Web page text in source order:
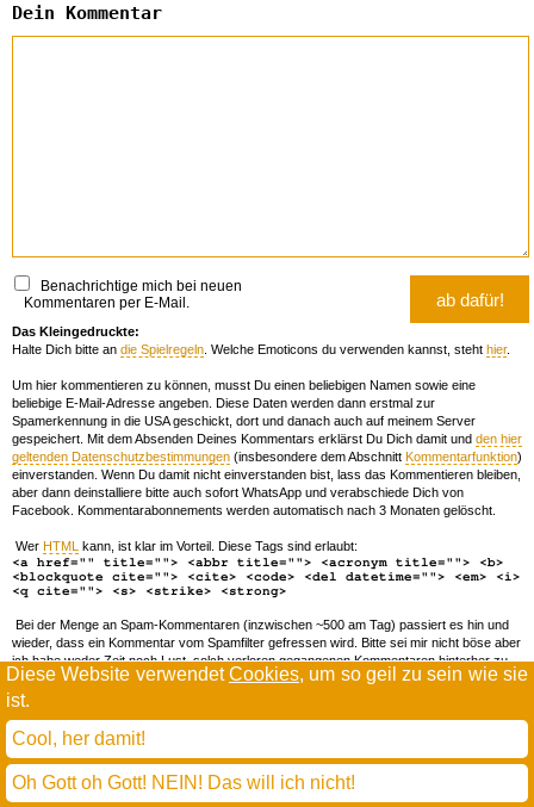
Diese Website verwendetCookies, um so geil zu sein wie sie
ist.
Cool, her damit!
Oh Gott oh Gott! NEIN! Das will ich nicht!
Dein Kommentar
Benachrichtige mich bei neuen
Kommentaren per E-Mail.
Das Kleingedruckte:
Halte Dich bitte an die Spielregeln . Welche Emoticons du verwenden kannst, steht hier.
Um hier kommentieren zu können, musst Du einen beliebigen Namen sowie eine
beliebige E-Mail-Adresse angeben. Diese Daten werden dann erstmal zur
Spamerkennung in die USA geschickt, dort und danach auch auf meinem Server
gespeichert. Mit dem Absenden Deines Kommentars erklärst Du Dich damit und den hier
geltenden Datenschutzbestimmungen (insbesondere dem Abschnitt Kommentarfunktion)
einverstanden. Wenn Du damit nicht einverstanden bist, lass das Kommentieren bleiben,
aber dann deinstalliere bitte auch sofort WhatsApp und verabschiede Dich von
Facebook. Kommentarabonnements werden automatisch nach 3 Monaten gelöscht.
Wer HTML kann, ist klar im Vorteil. Diese Tags sind erlaubt:
<a href="" title=""> <abbr title=""> <acronym title=""> <b>
<blockquote cite=""> <cite> <code> <del datetime=""> <em> <i>
<q cite=""> <s> <strike> <strong>
Bei der Menge an Spam-Kommentaren (inzwischen ~500 am Tag) passiert es hin und
wieder, dass ein Kommentar vom Spamfilter gefressen wird. Bitte sei mir nicht böse aber
ich habe weder Zeit noch Lust, solch verloren gegangenen Kommentaren hinterher zu
forschen. Wenn das öfters passiert, schreib' mir 'ne Mail damit ich dich whitelisten kann.
todamax rennt aufwordpress
(mit minimalen anpassungen in oberlängen und kerning)
* daMaxentgendert nach Hermes Phettberg